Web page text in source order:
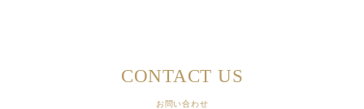
CONTACT US
お問い合わせ